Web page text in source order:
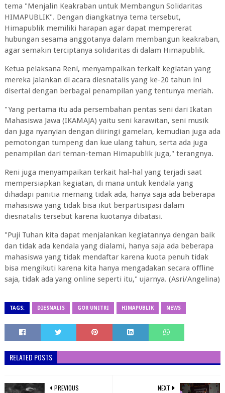
tema "Menjalin Keakraban untuk Membangun Solidaritas
HIMAPUBLIK". Dengan diangkatnya tema tersebut,
Himapublik memiliki harapan agar dapat mempererat
hubungan sesama anggotanya dalam membangun keakraban,
agar semakin terciptanya solidaritas di dalam Himapublik.
Ketua pelaksana Reni, menyampaikan terkait kegiatan yang
mereka jalankan di acara diesnatalis yang ke-20 tahun ini
disertai dengan berbagai penampilan yang tentunya meriah.
"Yang pertama itu ada persembahan pentas seni dari Ikatan
Mahasiswa Jawa (IKAMAJA) yaitu seni karawitan, seni musik
dan juga nyanyian dengan diiringi gamelan, kemudian juga ada
pemotongan tumpeng dan kue ulang tahun, serta ada juga
penampilan dari teman-teman Himapublik juga," terangnya.
Reni juga menyampaikan terkait hal-hal yang terjadi saat
mempersiapkan kegiatan, di mana untuk kendala yang
dihadapi panitia memang tidak ada, hanya saja ada beberapa
mahasiswa yang tidak bisa ikut berpartisipasi dalam
diesnatalis tersebut karena kuotanya dibatasi.
"Puji Tuhan kita dapat menjalankan kegiatannya dengan baik
dan tidak ada kendala yang dialami, hanya saja ada beberapa
mahasiswa yang tidak mendaftar karena kuota penuh tidak
bisa mengikuti karena kita hanya mengadakan secara offline
saja, tidak ada yang online seperti itu," ujarnya. (Asri/Angelina)
TAGS: DIESNALIS GOR UNITRI HIMAPUBLIK NEWS
RELATED POSTS
NEXT
PREVIOUS